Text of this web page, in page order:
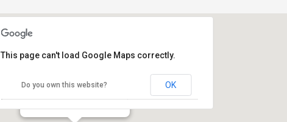
This page can't load Google Maps correctly.
Do you own this website? OK